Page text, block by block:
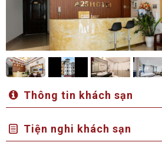
Thông tin khách sạn
Tiện nghi khách sạn